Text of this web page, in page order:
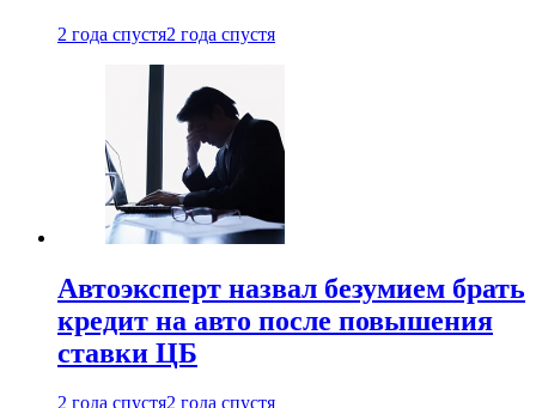
2 года спустя2 года спустя
Автоэксперт назвал безумием брать
кредит на авто после повышения
ставки ЦБ
2 года спустя2 года спустя